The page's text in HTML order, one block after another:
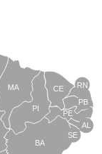
BA
SE
PE
AL
RN
CE
PI
MA
PB